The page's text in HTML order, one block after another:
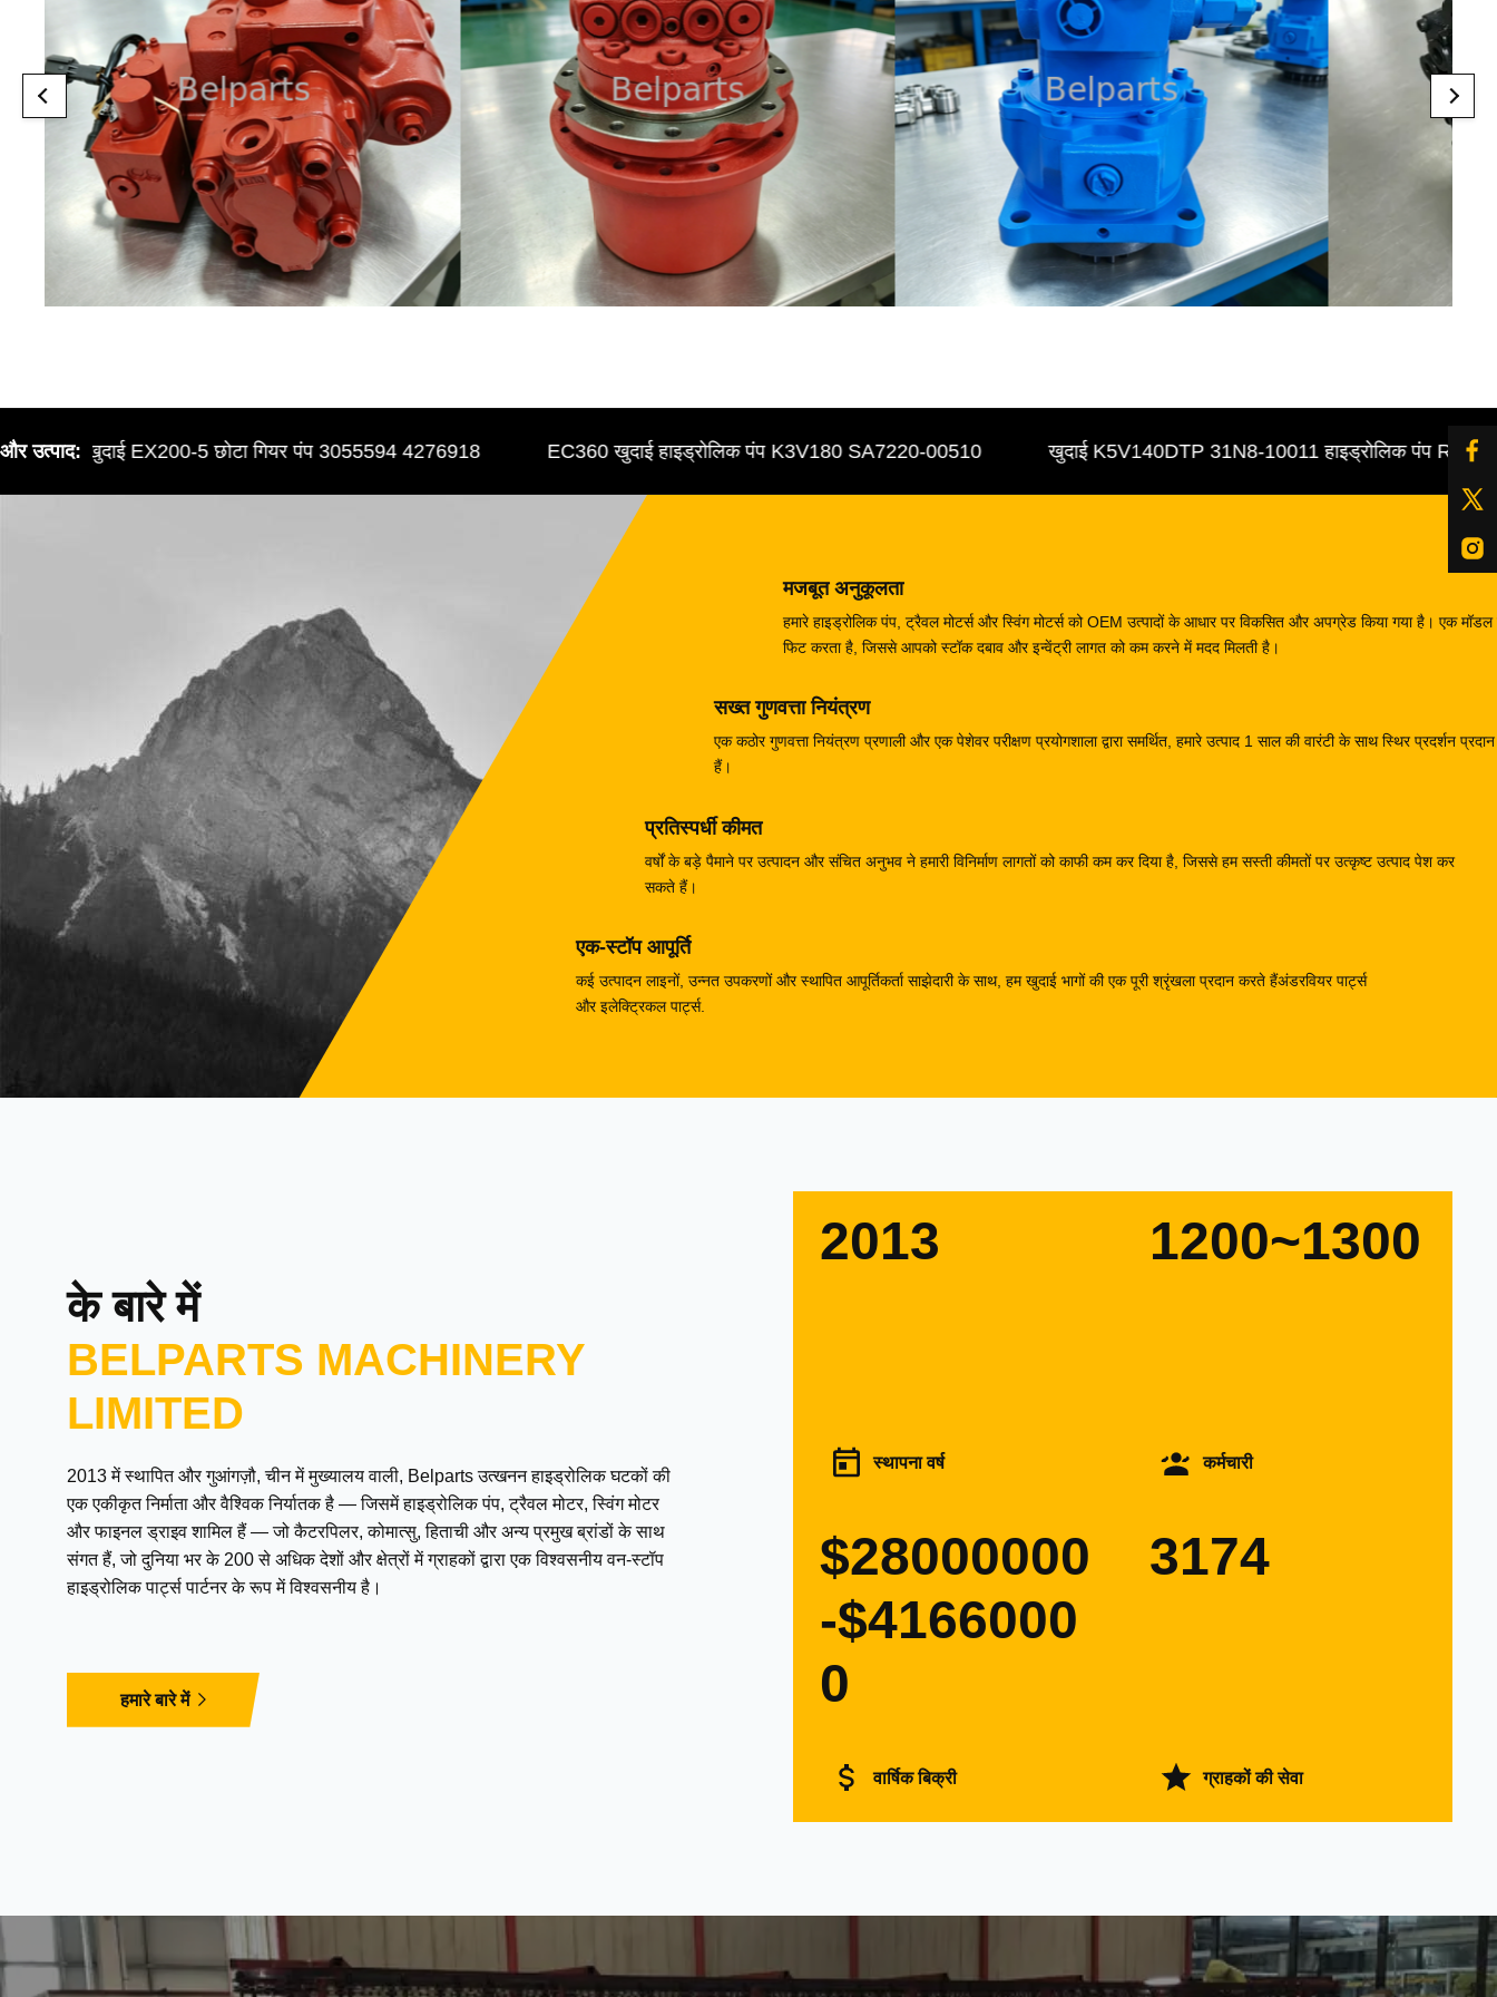
और उत्पाद:खुदाई EX200-5 छोटा गियर पंप 3055594 4276918 EC360 खुदाई हाइड्रोलिक पंप K3V180 SA7220-00510 खुदाई K5V140DTP 31N8-10011 हाइड्रोलिक पंप R305-7
मजबूत अनुकूलता
हमारे हाइड्रोलिक पंप, ट्रैवल मोटर्स और स्विंग मोटर्स को OEM उत्पादों के आधार पर विकसित और अपग्रेड किया गया है। एक
फिट करता है, जिससे आपको स्टॉक दबाव और इन्वेंट्री लागत को कम करने में मदद मिलती है।
सख्त गुणवत्ता नियंत्रण
एक कठोर गुणवत्ता नियंत्रण प्रणाली और एक पेशेवर परीक्षण प्रयोगशाला द्वारा समर्थित, हमारे उत्पाद 1 साल की वारंटी के साथ स्थिर प्रदर्शन
हैं।
प्रतिस्पर्धी कीमत
वर्षों के बड़े पैमाने पर उत्पादन और संचित अनुभव ने हमारी विनिर्माण लागतों को काफी कम कर दिया है, जिससे हम सस्ती कीमतों पर उत्कृष्ट उत्पाद पेश कर
सकते हैं।
एक-स्टॉप आपूर्ति
कई उत्पादन लाइनों, उन्नत उपकरणों और स्थापित आपूर्तिकर्ता साझेदारी के साथ, हम खुदाई भागों की एक पूरी श्रृंखला प्रदान करते हैंअंडरवियर पार्ट्स
और इलेक्ट्रिकल पार्ट्स.
के बारे में
BELPARTS MACHINERY
LIMITED
2013 में स्थापित और गुआंगज़ौ, चीन में मुख्यालय वाली, Belparts उत्खनन हाइड्रोलिक घटकों की
एक एकीकृत निर्माता और वैश्विक निर्यातक है — जिसमें हाइड्रोलिक पंप, ट्रैवल मोटर, स्विंग मोटर
और फाइनल ड्राइव शामिल हैं — जो कैटरपिलर, कोमात्सु, हिताची और अन्य प्रमुख ब्रांडों के साथ
संगत हैं, जो दुनिया भर के 200 से अधिक देशों और क्षेत्रों में ग्राहकों द्वारा एक विश्वसनीय वन-स्टॉप
हाइड्रोलिक पार्ट्स पार्टनर के रूप में विश्वसनीय है।
हमारे बारे में
2013
स्थापना वर्ष
1200~1300
कर्मचारी
$28000000
-$4166000
0
वार्षिक बिक्री
3174
ग्राहकों की सेवा